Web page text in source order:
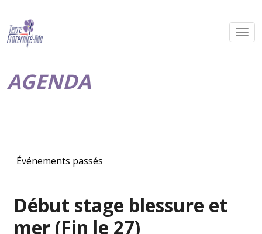
AGENDA
Événements passés
Début stage blessure et
mer (Fin le 27)